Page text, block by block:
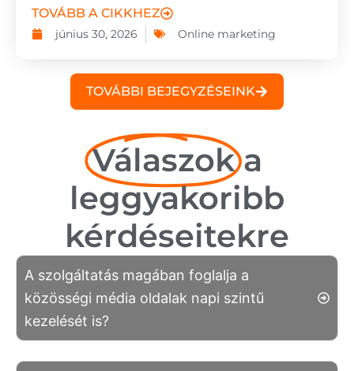
TOVÁBB A CIKKHEZ
június 30, 2026 Online marketing
TOVÁBBI BEJEGYZÉSEINK
Válaszok a
leggyakoribb
kérdéseitekre
A szolgáltatás magában foglalja a
közösségi média oldalak napi szintű
kezelését is?